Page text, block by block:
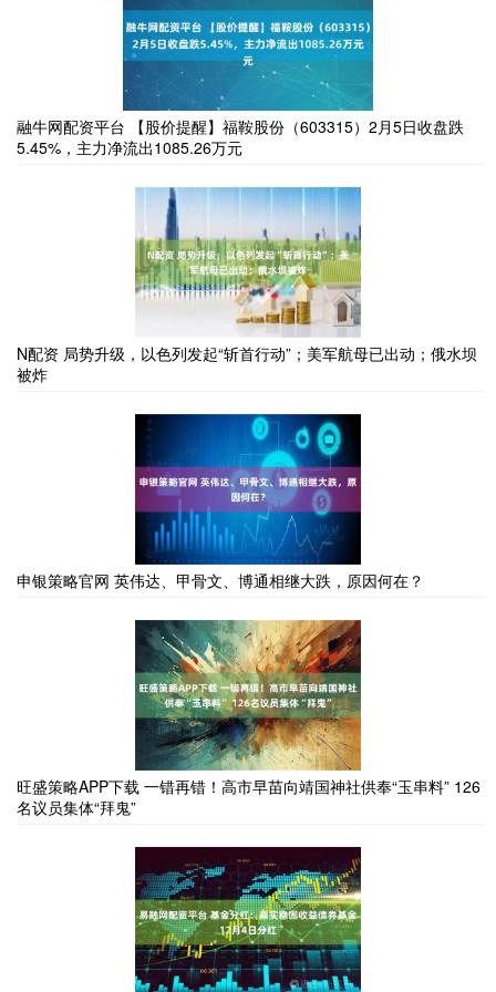
融牛网配资平台 【股价提醒】福鞍股份（603315）2月5日收盘跌
5.45%，主力净流出1085.26万元
N配资 局势升级，以色列发起“斩首行动”；美军航母已出动；俄水坝
被炸
申银策略官网 英伟达、甲骨文、博通相继大跌，原因何在？
旺盛策略APP下载 一错再错！高市早苗向靖国神社供奉“玉串料” 126
名议员集体“拜鬼”